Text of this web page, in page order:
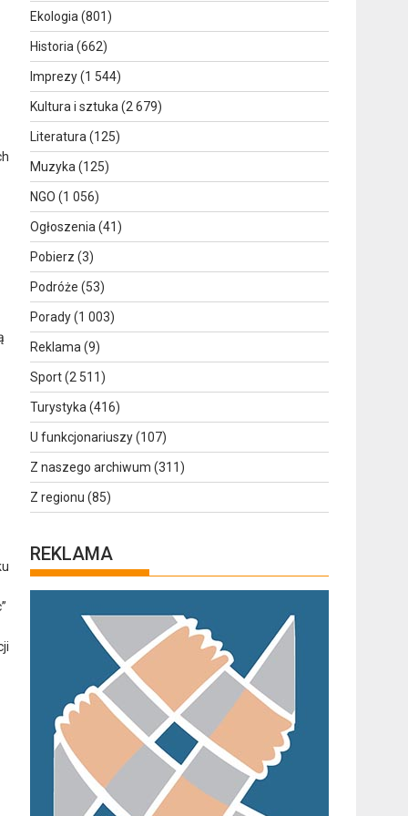
Ekologia (801)
Historia (662)
Imprezy(1 544)
Kultura i sztuka (2 679)
Literatura (125)
Muzyka (125)
NGO (1 056)
Ogłoszenia (41)
Pobierz (3)
Podróże (53)
Porady(1 003)
Reklama (9)
Sport(2 511)
Turystyka (416)
U funkcjonariuszy(107)
Z naszego archiwum (311)
Z regionu (85)
REKLAMA